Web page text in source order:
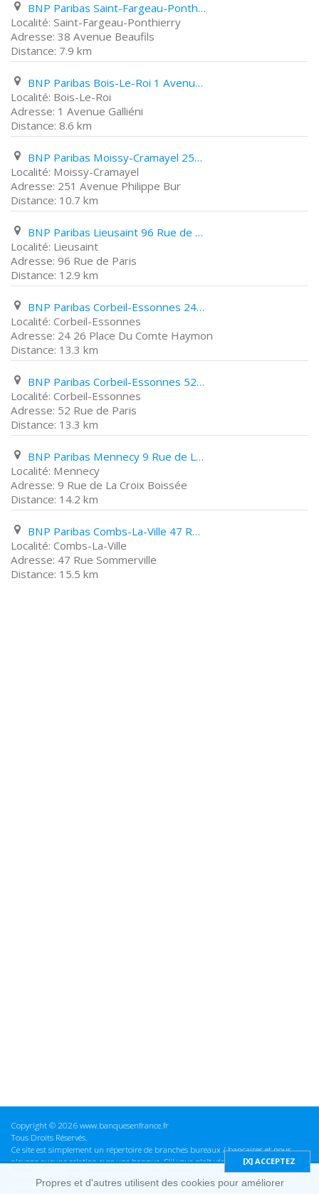
BNP Paribas Saint-Fargeau-Ponthierry 38 Avenue Beaufils
Saint-Fargeau-Ponthierry
38 Avenue Beaufils
7.9 km
BNP Paribas Bois-Le-Roi 1 Avenue Galliéni
Bois-Le-Roi
1 Avenue Galliéni
8.6 km
BNP Paribas Moissy-Cramayel 251 Avenue Philippe Bur
Moissy-Cramayel
251 Avenue Philippe Bur
10.7 km
BNP Paribas Lieusaint 96 Rue de Paris
Lieusaint
96 Rue de Paris
12.9 km
BNP Paribas Corbeil-Essonnes 24 26 Place Du Comte Haymon
Corbeil-Essonnes
24 26 Place Du Comte Haymon
13.3 km
BNP Paribas Corbeil-Essonnes 52 Rue de Paris
Corbeil-Essonnes
52 Rue de Paris
13.3 km
BNP Paribas Mennecy 9 Rue de La Croix Boissée
Mennecy
9 Rue de La Croix Boissée
14.2 km
BNP Paribas Combs-La-Ville 47 Rue Sommerville
Combs-La-Ville
47 Rue Sommerville
15.5 km
Copyright © 2026 www.banquesenfrance.fr
Tous Droits Réservés.
Ce site est simplement un répertoire de branches bureaux / bancaires et nous
n'avons aucune relation avec une banque. S'il vous plaît vérifier ces informations
avant d'effectuer toute opération, nous ne sommes pas responsables des erreurs
ou des omissions dans les informations que nous fournissons.
Propres et d'autres utilisent des cookies pour améliorer